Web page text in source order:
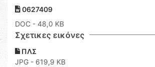
0627409
DOC - 48,0 KB
Σχετικες εικόνες
ΠΛΣ
JPG - 619,9 KB